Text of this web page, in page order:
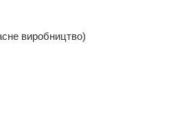
виробництво)